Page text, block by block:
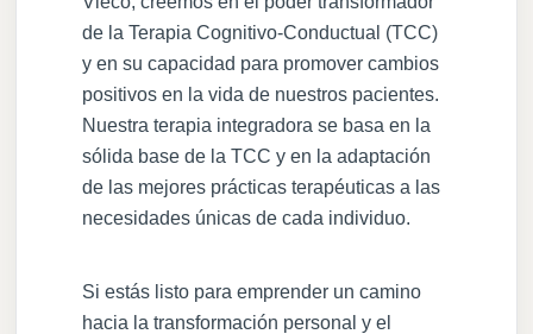
de la Terapia Cognitivo-Conductual (TCC)
y en su capacidad para promover cambios
positivos en la vida de nuestros pacientes.
Nuestra terapia integradora se basa en la
sólida base de la TCC y en la adaptación
de las mejores prácticas terapéuticas a las
necesidades únicas de cada individuo.
Si estás listo para emprender un camino
hacia la transformación personal y el